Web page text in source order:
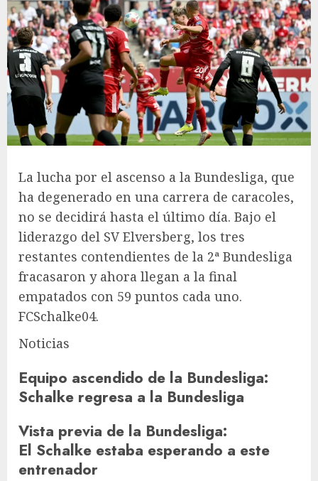
La lucha por el ascenso a la Bundesliga, que
ha degenerado en una carrera de caracoles,
no se decidirá hasta el último día. Bajo el
liderazgo del SV Elversberg, los tres
restantes contendientes de la 2ª Bundesliga
fracasaron y ahora llegan a la final
empatados con 59 puntos cada uno.
FCSchalke04.
Noticias
Equipo ascendido de la Bundesliga:
Schalke regresa a la Bundesliga
Vista previa de la Bundesliga:
El Schalke estaba esperando a este
entrenador